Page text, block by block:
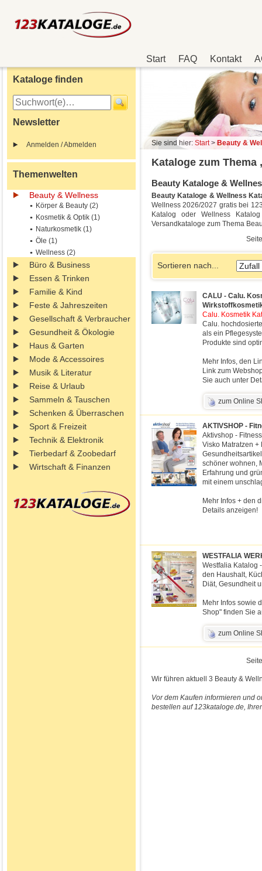
Start FAQ Kontakt
Kataloge finden
Newsletter
Anmelden / Abmelden
Themenwelten
Beauty & Wellness
Körper & Beauty (2)
Kosmetik & Optik (1)
Naturkosmetik (1)
Öle (1)
Wellness (2)
Büro & Business
Essen & Trinken
Familie & Kind
Feste & Jahreszeiten
Gesellschaft & Verbraucher
Gesundheit & Ökologie
Haus & Garten
Mode & Accessoires
Musik & Literatur
Reise & Urlaub
Sammeln & Tauschen
Schenken & Überraschen
Sport & Freizeit
Technik & Elektronik
Tierbedarf & Zoobedarf
Wirtschaft & Finanzen
Sie sind hier: Start> Beauty &
Kataloge zum Thema
Beauty Kataloge &
Beauty Kataloge & Wellness
Wellness 2026/2027 gratis bei
Katalog oder Wellness
Versandkataloge zum Thema
Sortieren nach...
CALU - Calu.
Calu. Kosmetik
Calu.
als ein
Produkte sind
Mehr Infos, den
Link zum
Sie auch unter
zum Online
AKTIVSHOP -
Aktivshop -
Visko Matratzen
schöner wohnen,
Erfahrung und
mit einem
Mehr Infos + den
Details anzeigen!
WESTFALIA
Westfalia Katalog
den Haushalt,
Diät, Gesundheit
Mehr Infos sowie
Shop" finden Sie
zum Online
Wir führen aktuell 3 Beauty &
Vor dem Kaufen informieren und
bestellen auf 123kataloge.de,